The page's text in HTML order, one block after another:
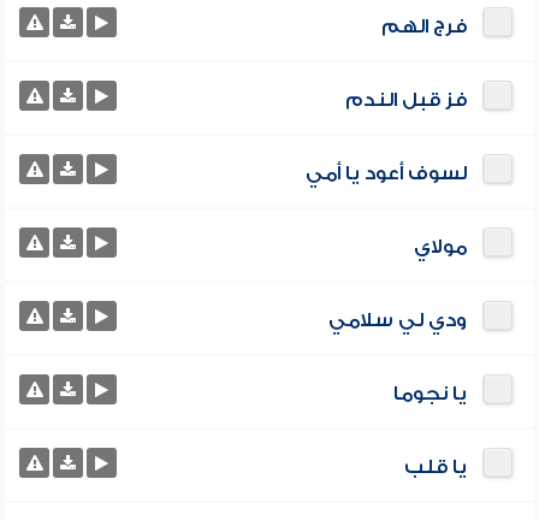
فرج الهم
فز قبل الندم
لسوف أعود يا أمي
مولاي
ودي لي سلامي
يا نجوما
يا قلب